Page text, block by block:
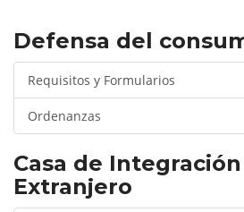
Defensa del
Requisitos y Formularios
Ordenanzas
Casa de
Extranjero